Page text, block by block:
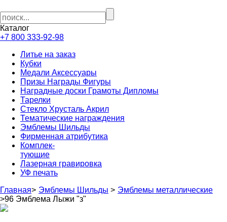
Каталог
+7 800 333-92-98
Литье на заказ
Кубки
Медали Аксессуары
Призы Награды Фигуры
Наградные доски Грамоты Дипломы
Тарелки
Стекло Хрусталь Акрил
Тематические награждения
Эмблемы Шильды
Фирменная атрибутика
Комплек-
тующие
Лазерная гравировка
УФ печать
Главная> Эмблемы Шильды > Эмблемы металлические
>96 Эмблема Лыжи "з"